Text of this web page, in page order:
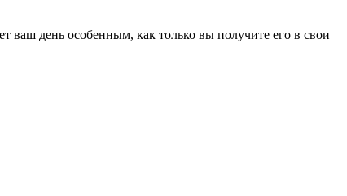
ваш день особенным, как только вы получите его в свои